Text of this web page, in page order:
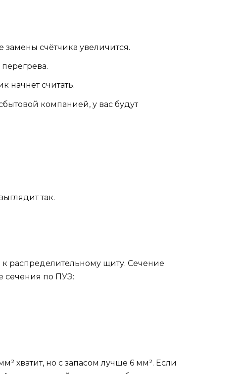
счётчика увеличится.
начнёт считать.
компанией, у вас будут
так.
к распределительному щиту. Сечение
сечения по ПУЭ:
хватит, но с запасом лучше 6 мм². Если